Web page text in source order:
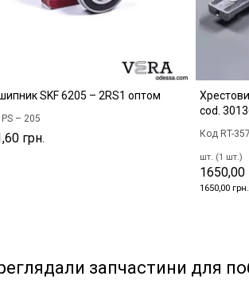
SKF 6205 – 2RS1 оптом
– 205
грн.
cod.
Код RT-357
шт. (1 шт.)
1650,00
1650,00
запчастини для